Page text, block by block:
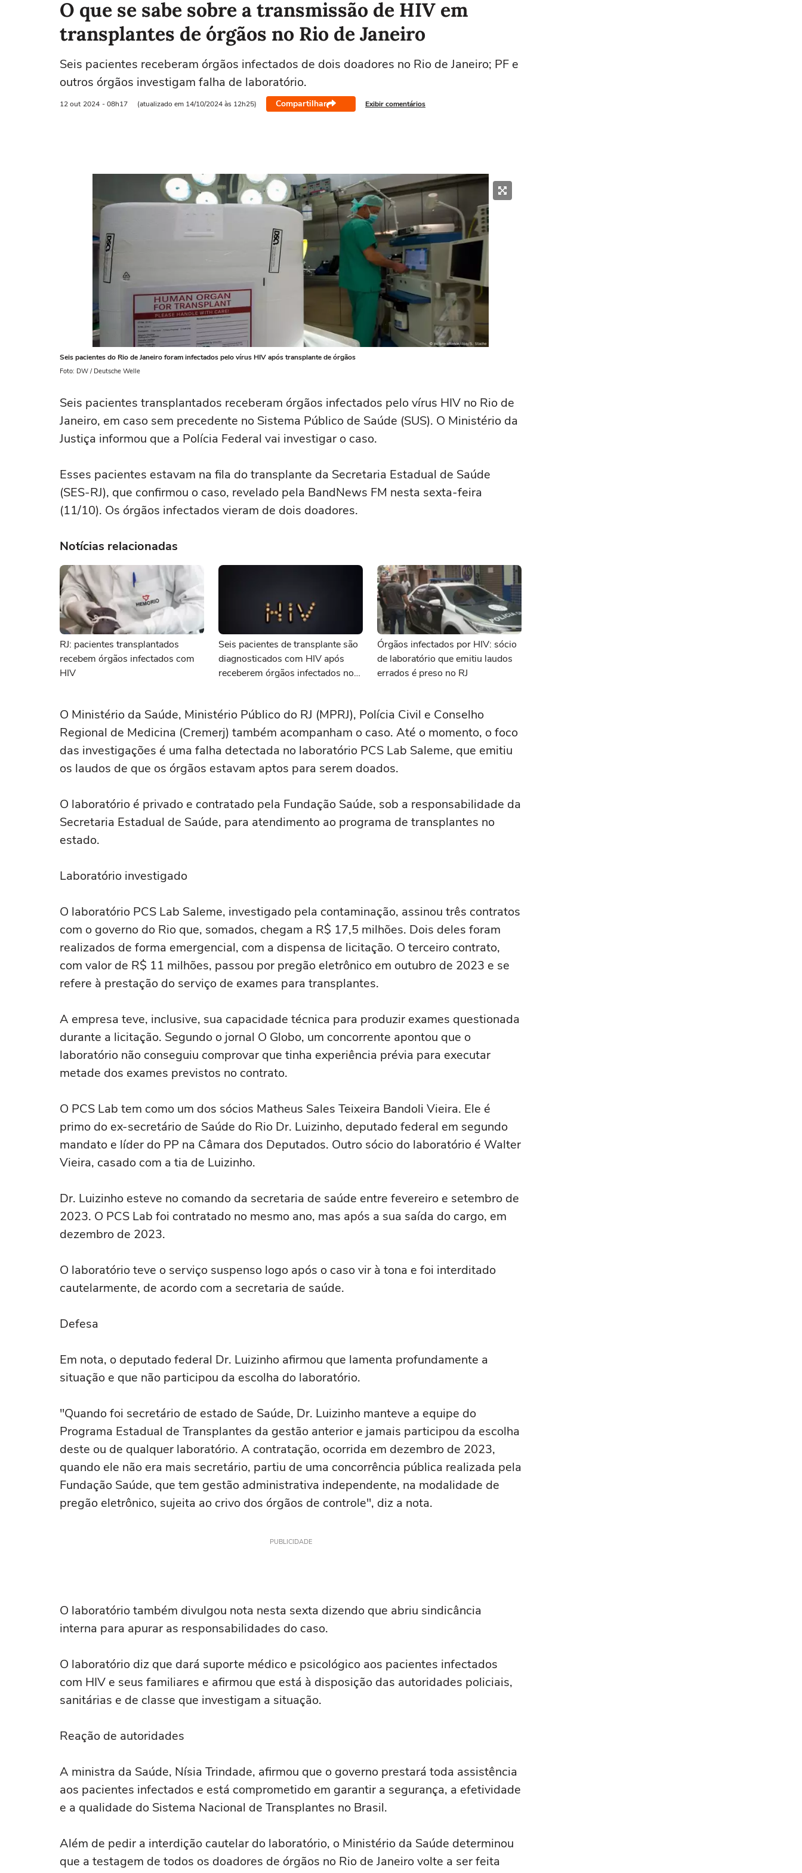
O que se sabe sobre a transmissão de HIV em
transplantes de órgãos no Rio de Janeiro
Seis pacientes receberam órgãos infectados de dois doadores no Rio de Janeiro; PF e
outros órgãos investigam falha de laboratório.
12 out 2024 - 08h17 (atualizado em 14/10/2024 às 12h25) Compartilhar Exibir comentários
Seis pacientes do Rio de Janeiro foram infectados pelo vírus HIV após transplante de órgãos
Foto: DW / Deutsche Welle
Seis pacientes transplantados receberam órgãos infectados pelo vírus HIV no Rio de
Janeiro, em caso sem precedente no Sistema Público de Saúde (SUS). O Ministério da
Justiça informou que a Polícia Federal vai investigar o caso.
Esses pacientes estavam na fila do transplante da Secretaria Estadual de Saúde
(SES-RJ), que confirmou o caso, revelado pela BandNews FM nesta sexta-feira
(11/10). Os órgãos infectados vieram de dois doadores.
Notícias relacionadas
RJ: pacientes transplantados
recebem órgãos infectados com
HIV
Seis pacientes de transplante são
diagnosticados com HIV após
receberem órgãos infectados no
Órgãos infectados por HIV: sócio
de laboratório que emitiu laudos
errados é preso no RJ
O Ministério da Saúde, Ministério Público do RJ (MPRJ), Polícia Civil e Conselho
Regional de Medicina (Cremerj) também acompanham o caso. Até o momento, o foco
das investigações é uma falha detectada no laboratório PCS Lab Saleme, que emitiu
os laudos de que os órgãos estavam aptos para serem doados.
O laboratório é privado e contratado pela Fundação Saúde, sob a responsabilidade da
Secretaria Estadual de Saúde, para atendimento ao programa de transplantes no
estado.
Laboratório investigado
O laboratório PCS Lab Saleme, investigado pela contaminação, assinou três contratos
com o governo do Rio que, somados, chegam a R$ 17,5 milhões. Dois deles foram
realizados de forma emergencial, com a dispensa de licitação. O terceiro contrato,
com valor de R$ 11 milhões, passou por pregão eletrônico em outubro de 2023 e se
refere à prestação do serviço de exames para transplantes.
A empresa teve, inclusive, sua capacidade técnica para produzir exames questionada
durante a licitação. Segundo o jornal O Globo, um concorrente apontou que o
laboratório não conseguiu comprovar que tinha experiência prévia para executar
metade dos exames previstos no contrato.
O PCS Lab tem como um dos sócios Matheus Sales Teixeira Bandoli Vieira. Ele é
primo do ex-secretário de Saúde do Rio Dr. Luizinho, deputado federal em segundo
mandato e líder do PP na Câmara dos Deputados. Outro sócio do laboratório é Walter
Vieira, casado com a tia de Luizinho.
Dr. Luizinho esteve no comando da secretaria de saúde entre fevereiro e setembro de
2023. O PCS Lab foi contratado no mesmo ano, mas após a sua saída do cargo, em
dezembro de 2023.
O laboratório teve o serviço suspenso logo após o caso vir à tona e foi interditado
cautelarmente, de acordo com a secretaria de saúde.
Defesa
Em nota, o deputado federal Dr. Luizinho afirmou que lamenta profundamente a
situação e que não participou da escolha do laboratório.
"Quando foi secretário de estado de Saúde, Dr. Luizinho manteve a equipe do
Programa Estadual de Transplantes da gestão anterior e jamais participou da escolha
deste ou de qualquer laboratório. A contratação, ocorrida em dezembro de 2023,
quando ele não era mais secretário, partiu de uma concorrência pública realizada pela
Fundação Saúde, que tem gestão administrativa independente, na modalidade de
pregão eletrônico, sujeita ao crivo dos órgãos de controle", diz a nota.
PUBLICIDADE
O laboratório também divulgou nota nesta sexta dizendo que abriu sindicância
interna para apurar as responsabilidades do caso.
O laboratório diz que dará suporte médico e psicológico aos pacientes infectados
com HIV e seus familiares e afirmou que está à disposição das autoridades policiais,
sanitárias e de classe que investigam a situação.
Reação de autoridades
A ministra da Saúde, Nísia Trindade, afirmou que o governo prestará toda assistência
aos pacientes infectados e está comprometido em garantir a segurança, a efetividade
e a qualidade do Sistema Nacional de Transplantes no Brasil.
Além de pedir a interdição cautelar do laboratório, o Ministério da Saúde determinou
que a testagem de todos os doadores de órgãos no Rio de Janeiro volte a ser feita